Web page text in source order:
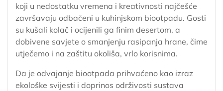
koji u nedostatku vremena i kreativnosti najčešće
završavaju odbačeni u kuhinjskom biootpadu. Gosti
su kušali kolač i ocijenili ga finim desertom, a
dobivene savjete o smanjenju rasipanja hrane, čime
utječemo i na zaštitu okoliša, vrlo korisnima.
Da je odvajanje biootpada prihvaćeno kao izraz
ekološke svijesti i doprinos održivosti sustava